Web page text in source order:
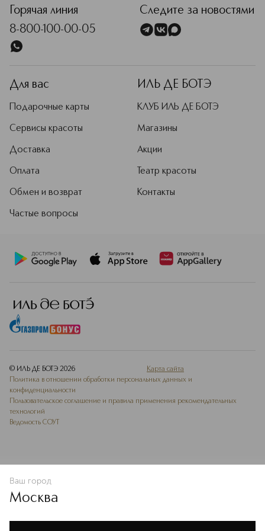
В КОРЗИНУ
Горячая линия
8-800-100-00-05
Следите за новостями
Для вас
Подарочные карты
Сервисы красоты
Доставка
Оплата
Обмен и возврат
Частые вопросы
ИЛЬ ДЕ БОТЭ
КЛУБ ИЛЬ ДЕ БОТЭ
Магазины
Акции
Театр красоты
Контакты
© ИЛЬ ДЕ БОТЭ 2026
Карта сайта
Политика в отношении обработки персональных данных и
конфиденциальности
Пользовательское соглашение и правила применения рекомендательных
технологий
Ведомость СОУТ
Ваш город
Москва